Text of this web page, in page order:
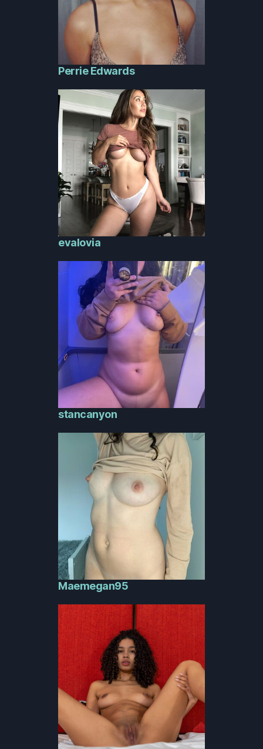
Perrie Edwards
evalovia
stancanyon
Maemegan95